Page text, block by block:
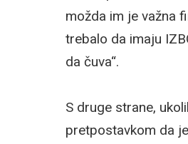
možda im je važna
trebalo da imaju
da čuva“.
S druge strane,
pretpostavkom da